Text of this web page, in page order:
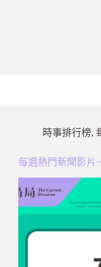
時事排行榜,
每週熱門新聞影片